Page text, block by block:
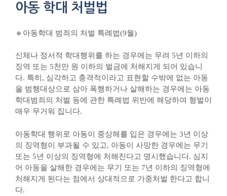
아동 학대 처벌법
🔹아동학대 범죄의 처벌 특례법(9월)
신체나 정서적 학대행위를 하는 경우에는 무려 5년 이하의
징역 또는 5천만 원 이하의 벌금에 처해지게 되어 있습니
다. 특히, 심각하고 충격적이라고 표현할 수밖에 없는 아동
을 범행대상으로 삼아 폭행하거나 살해하는 경우에는 아동
학대범죄의 처벌 등에 관한 특례법 위반에 해당하여 형벌이
매우 무거워 집니다.
아동학대 행위로 아동이 중상해를 입은 경우에는 3년 이상
의 징역형이 부과될 수 있고, 아동이 사망한 경우에는 무기
또는 5년 이상의 징역형에 처해진다고 명시했습니다. 심지
어 아동을 살해한 경우에는 무기 또는 7년 이하의 징역형에
처해지게 된다는 점에서 상대적으로 가중처벌 한다고 합니
다.